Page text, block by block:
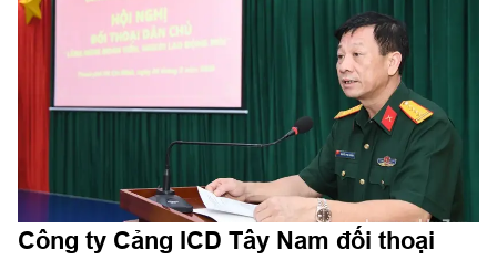
quy tập, tìm kiếm HCLS, cầu siêu các anh hùng liệt sĩ tại xã
Minh Đức. Thiếu tướng Trần Chí Tâm, Ủy viên Thường vụ
Đảng ủy, Phó Chính ủy Quân khu, Trưởng BCĐ Quân khu làm
trưởng đoàn.
Công ty Cảng ICD Tây Nam đối thoại